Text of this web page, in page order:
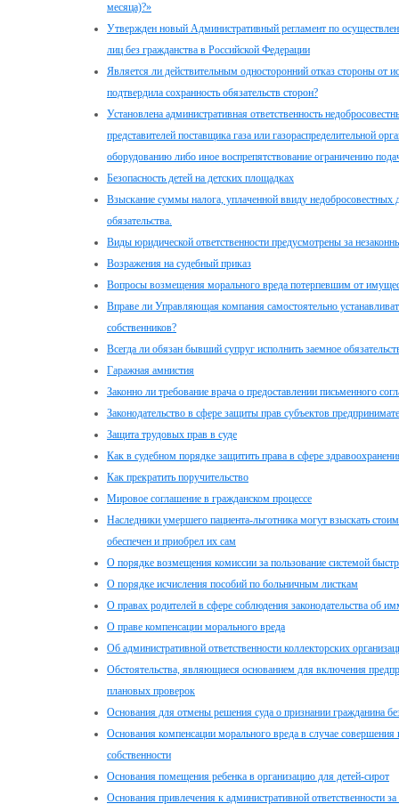
месяца)?»
Утвержден новый Административный регламент по
лиц без гражданства в Российской Федерации
Является ли действительным односторонний отказ стороны от
подтвердила сохранность обязательств сторон?
Установлена административная ответственность
представителей поставщика газа или газораспределительной
оборудованию либо иное воспрепятствование ограничению
Безопасность детей на детских площадках
Взыскание суммы налога, уплаченной ввиду недобросовестных
обязательства.
Виды юридической ответственности предусмотрены за
Возражения на судебный приказ
Вопросы возмещения морального вреда потерпевшим от
Вправе ли Управляющая компания самостоятельно
собственников?
Всегда ли обязан бывший супруг исполнить заемное
Гаражная амнистия
Законно ли требование врача о предоставлении письменного
Законодательство в сфере защиты прав субъектов
Защита трудовых прав в суде
Как в судебном порядке защитить права в сфере
Как прекратить поручительство
Мировое соглашение в гражданском процессе
Наследники умершего пациента-льготника могут взыскать
обеспечен и приобрел их сам
О порядке возмещения комиссии за пользование системой
О порядке исчисления пособий по больничным листкам
О правах родителей в сфере соблюдения законодательства об
О праве компенсации морального вреда
Об административной ответственности коллекторских
Обстоятельства, являющиеся основанием для включения
плановых проверок
Основания для отмены решения суда о признании гражданина
Основания компенсации морального вреда в случае
собственности
Основания помещения ребенка в организацию для детей-сирот
Основания привлечения к административной ответственности